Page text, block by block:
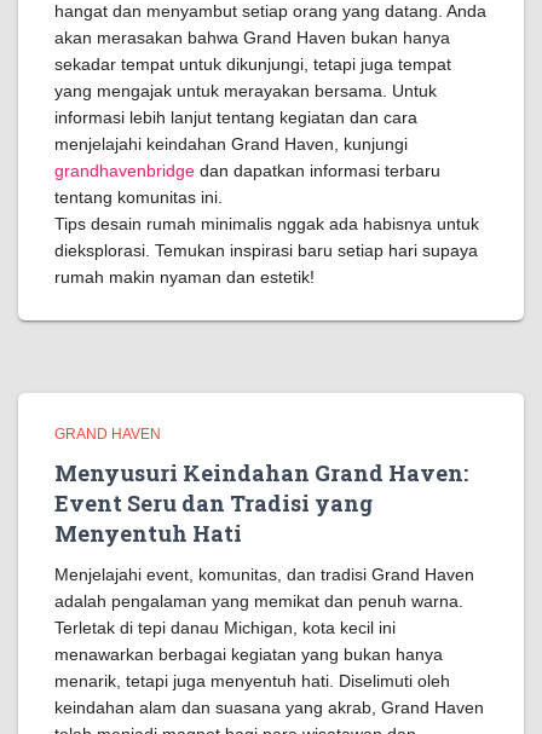
hangat dan menyambut setiap orang yang datang. Anda
akan merasakan bahwa Grand Haven bukan hanya
sekadar tempat untuk dikunjungi, tetapi juga tempat
yang mengajak untuk merayakan bersama. Untuk
informasi lebih lanjut tentang kegiatan dan cara
menjelajahi keindahan Grand Haven, kunjungi
grandhavenbridge dan dapatkan informasi terbaru
tentang komunitas ini.
Tips desain rumah minimalis nggak ada habisnya untuk
dieksplorasi. Temukan inspirasi baru setiap hari supaya
rumah makin nyaman dan estetik!
GRAND HAVEN
Menyusuri Keindahan Grand Haven:
Event Seru dan Tradisi yang
Menyentuh Hati
Menjelajahi event, komunitas, dan tradisi Grand Haven
adalah pengalaman yang memikat dan penuh warna.
Terletak di tepi danau Michigan, kota kecil ini
menawarkan berbagai kegiatan yang bukan hanya
menarik, tetapi juga menyentuh hati. Diselimuti oleh
keindahan alam dan suasana yang akrab, Grand Haven